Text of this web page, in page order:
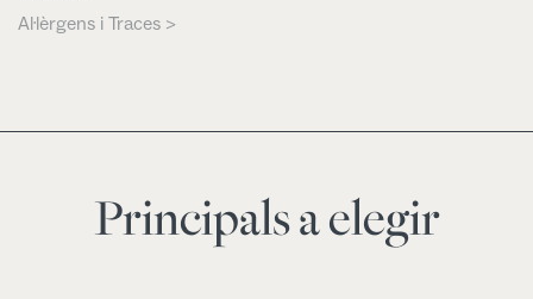
Al·lèrgens i Traces >
Principals a elegir